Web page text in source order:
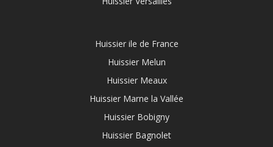
Huissier ile de France
Huissier Melun
Huissier Meaux
Huissier Marne la Vallée
Huissier Bobigny
Huissier Bagnolet